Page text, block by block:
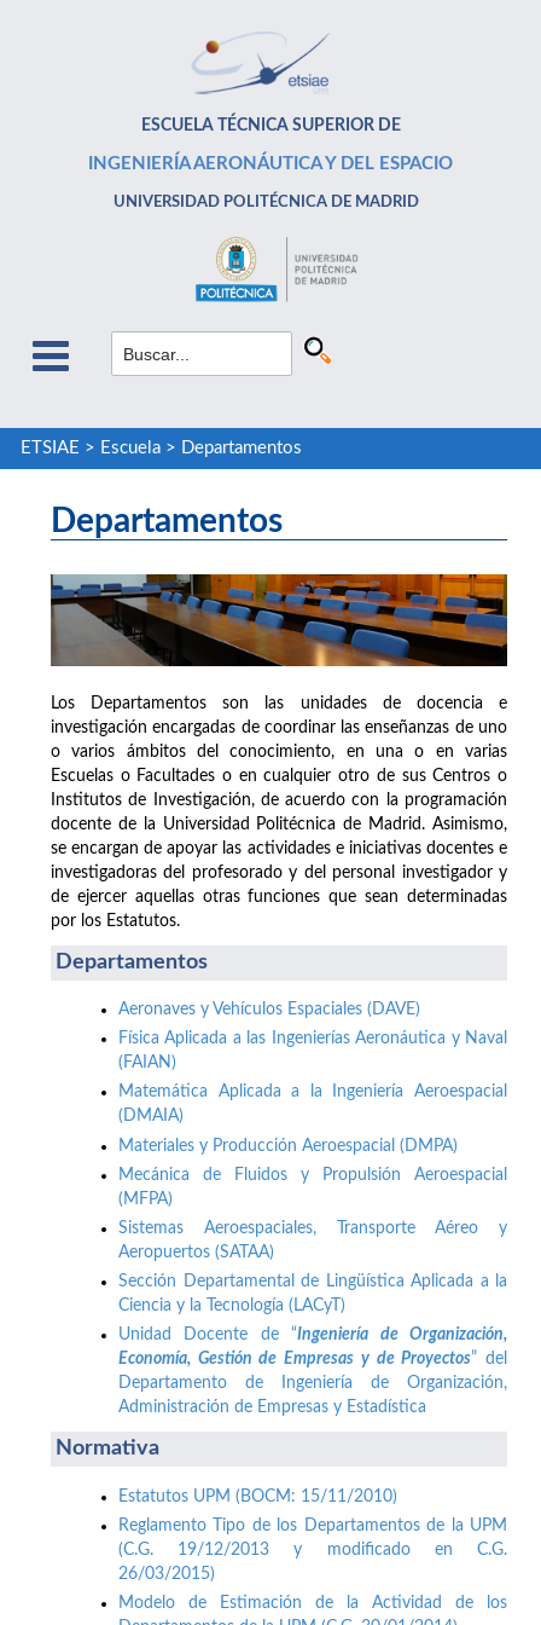
ESCUELA TÉCNICA SUPERIOR DE
INGENIERÍA AERONÁUTICA Y DEL ESPACIO
UNIVERSIDAD POLITÉCNICA DE MADRID
ETSIAE > Escuela> Departamentos
Departamentos
Los Departamentos son las unidades de docencia e
investigación encargadas de coordinar las enseñanzas de uno
o varios ámbitos del conocimiento, en una o en varias
Escuelas o Facultades o en cualquier otro de sus Centros o
Institutos de Investigación, de acuerdo con la programación
docente de la Universidad Politécnica de Madrid. Asimismo,
se encargan de apoyar las actividades e iniciativas docentes e
investigadoras del profesorado y del personal investigador y
de ejercer aquellas otras funciones que sean determinadas
por los Estatutos.
Departamentos
Aeronaves y Vehículos Espaciales (DAVE)
Física Aplicada a las Ingenierías Aeronáutica y Naval
(FAIAN)
Matemática Aplicada a la Ingeniería Aeroespacial
(DMAIA)
Materiales y Producción Aeroespacial (DMPA)
Mecánica de Fluidos y Propulsión Aeroespacial
(MFPA)
Sistemas Aeroespaciales, Transporte Aéreo y
Aeropuertos (SATAA)
Sección Departamental de Lingüística Aplicada a la
Ciencia y la Tecnología (LACyT)
Unidad Docente de “Ingeniería de Organización,
Economía, Gestión de Empresas y de Proyectos” del
Departamento de Ingeniería de Organización,
Administración de Empresas y Estadística
Normativa
Estatutos UPM (BOCM: 15/11/2010)
Reglamento Tipo de los Departamentos de la UPM
(C.G. 19/12/2013 y modificado en C.G.
26/03/2015)
Modelo de Estimación de la Actividad de los